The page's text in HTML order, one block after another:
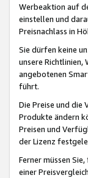
Werbeaktion auf
einstellen und
Preisnachlass in
Sie dürfen keine
unsere Richtlinien,
angebotenen
führt.
Die Preise und die
Produkte ändern
Preisen und
der Lizenz
Ferner müssen
einer